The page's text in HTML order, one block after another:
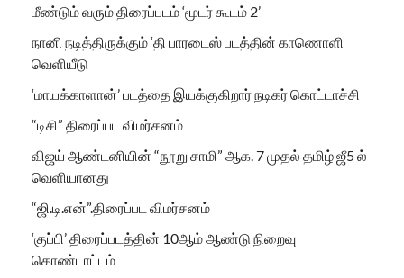
மீண்டும் வரும் திரைப்படம் ‘மூடர் கூடம் 2’
நானி நடித்திருக்கும் ‘தி பாரடைஸ் படத்தின் காணொளி
வெளியீடு
‘மாயக்காளான்’ படத்தை இயக்குகிறார் நடிகர் கொட்டாச்சி
“டிசி” திரைப்பட விமர்சனம்
விஜய் ஆண்டனியின் “நூறு சாமி” ஆக. 7 முதல் தமிழ் ஜீ5 ல்
வெளியானது
“ஜி.டி.என்”.திரைப்பட விமர்சனம்
‘குப்பி’ திரைப்படத்தின் 10ஆம் ஆண்டு நிறைவு
கொண்டாட்டம்